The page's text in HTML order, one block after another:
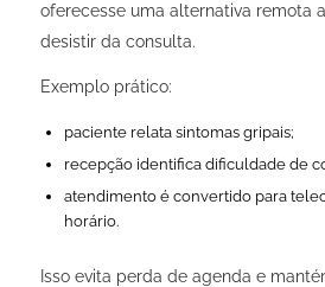
oferecesse uma alternativa remota
desistir da consulta.
Exemplo prático:
paciente relata sintomas gripais;
recepção identifica dificuldade de
atendimento é convertido para
horário.
Isso evita perda de agenda e